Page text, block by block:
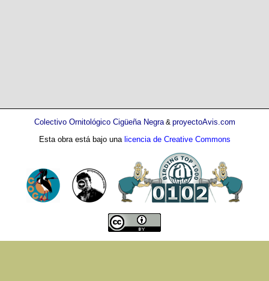
Colectivo Ornitológico Cigüeña Negra& proyectoAvis.com
Esta obra está bajo una licencia de Creative Commons